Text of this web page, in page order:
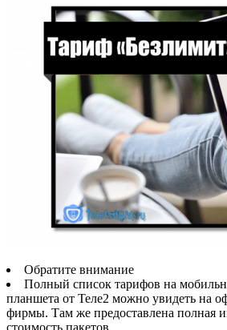
Обратите внимание
Полный список тарифов на
планшета от Теле2 можно увидеть на
фирмы. Там же предоставлена полная